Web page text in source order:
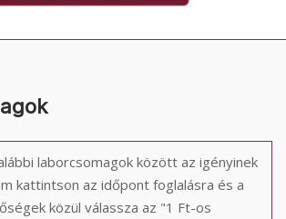
laborcsomagok között az igényinek
kattintson az időpont foglalásra és a
közül válassza az "1 Ft-os